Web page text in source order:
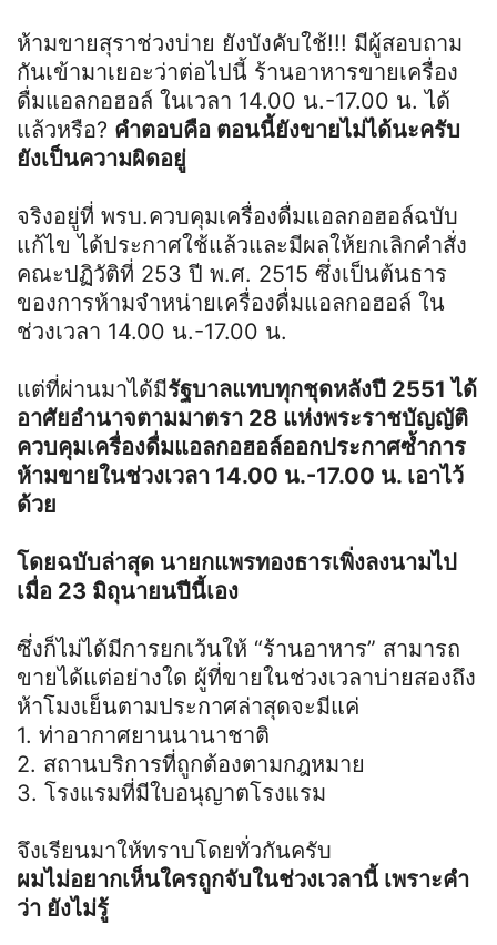
ห้ามขายสุราช่วงบ่าย ยังบังคับใช้!!! มีผู้สอบถาม
กันเข้ามาเยอะว่าต่อไปนี้ ร้านอาหารขายเครื่อง
ดื่มแอลกอฮอล์ ในเวลา 14.00 น.-17.00 น. ได้
แล้วหรือ? คำตอบคือ ตอนนี้ยังขายไม่ได้นะครับ
ยังเป็นความผิดอยู่
จริงอยู่ที่ พรบ.ควบคุมเครื่องดื่มแอลกอฮอล์ฉบับ
แก้ไข ได้ประกาศใช้แล้วและมีผลให้ยกเลิกคำสั่ง
คณะปฏิวัติที่ 253 ปี พ.ศ. 2515 ซึ่งเป็นต้นธาร
ของการห้ามจำหน่ายเครื่องดื่มแอลกอฮอล์ ใน
ช่วงเวลา 14.00 น.-17.00 น.
แต่ที่ผ่านมาได้มีรัฐบาลแทบทุกชุดหลังปี 2551 ได้
อาศัยอำนาจตามมาตรา 28 แห่งพระราชบัญญัติ
ควบคุมเครื่องดื่มแอลกอฮอล์ออกประกาศซ้ำการ
ห้ามขายในช่วงเวลา 14.00 น.-17.00 น. เอาไว้
ด้วย
โดยฉบับล่าสุด นายกแพรทองธารเพิ่งลงนามไป
เมื่อ 23 มิถุนายนปีนี้เอง
ซึ่งก็ไม่ได้มีการยกเว้นให้ “ร้านอาหาร” สามารถ
ขายได้แต่อย่างใด ผู้ที่ขายในช่วงเวลาบ่ายสองถึง
ห้าโมงเย็นตามประกาศล่าสุดจะมีแค่
1. ท่าอากาศยานนานาชาติ
2. สถานบริการที่ถูกต้องตามกฎหมาย
3. โรงแรมที่มีใบอนุญาตโรงแรม
จึงเรียนมาให้ทราบโดยทั่วกันครับ
ผมไม่อยากเห็นใครถูกจับในช่วงเวลานี้ เพราะคำ
ว่า ยังไม่รู้